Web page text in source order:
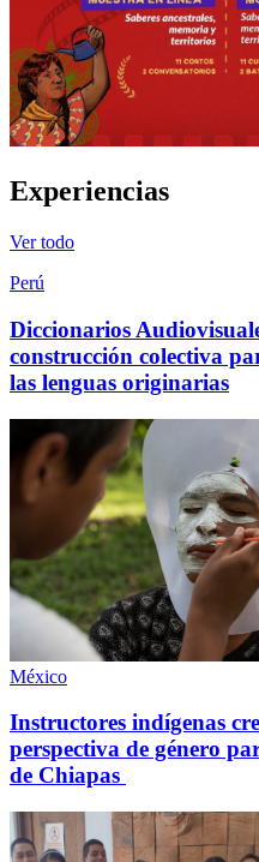
Experiencias
Ver todo
Perú
Diccionarios
construcción colectiva
las lenguas originarias
México
Instructores indígenas
perspectiva de género
de Chiapas